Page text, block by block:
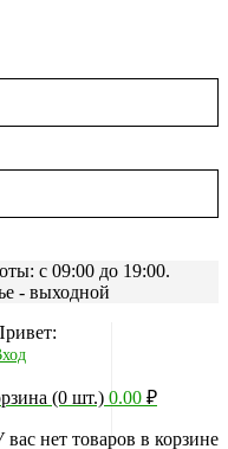
c 09:00 до 19:00.
- выходной
(0 шт.) 0.00 ₽
вас нет товаров в корзине